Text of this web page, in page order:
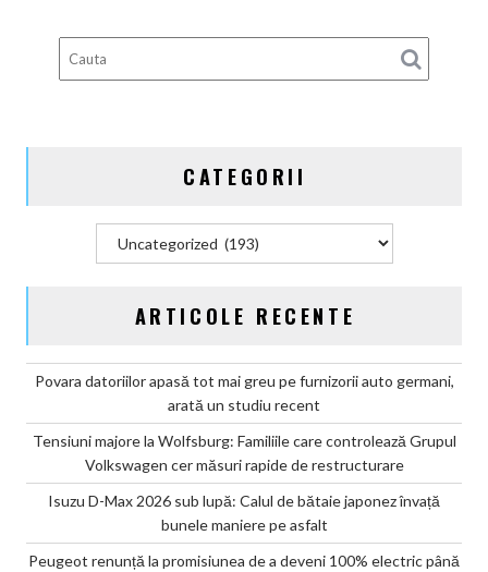
ARTICOLE
CATEGORII
ARTICOLE RECENTE
Povara datoriilor apasă tot mai greu pe furnizorii auto germani,
arată un studiu recent
Tensiuni majore la Wolfsburg: Familiile care controlează Grupul
Volkswagen cer măsuri rapide de restructurare
Isuzu D-Max 2026 sub lupă: Calul de bătaie japonez învață
bunele maniere pe asfalt
Peugeot renunță la promisiunea de a deveni 100% electric până